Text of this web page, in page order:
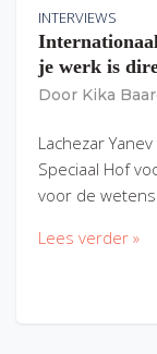
INTERVIEWS
je werk is
Door Kika
Lachezar
Speciaal Hof
voor de
Lees verder »